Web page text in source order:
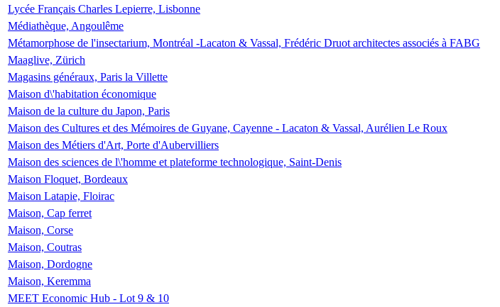
Lycée Français Charles Lepierre, Lisbonne
Médiathèque, Angoulême
Métamorphose de l'insectarium, Montréal -Lacaton & Vassal, Frédéric Druot architectes associés à FABG
Maaglive, Zürich
Magasins généraux, Paris la Villette
Maison d\'habitation économique
Maison de la culture du Japon, Paris
Maison des Cultures et des Mémoires de Guyane, Cayenne - Lacaton & Vassal, Aurélien Le Roux
Maison des Métiers d'Art, Porte d'Aubervilliers
Maison des sciences de l\'homme et plateforme technologique, Saint-Denis
Maison Floquet, Bordeaux
Maison Latapie, Floirac
Maison, Cap ferret
Maison, Corse
Maison, Coutras
Maison, Dordogne
Maison, Keremma
MEET Economic Hub - Lot 9 & 10